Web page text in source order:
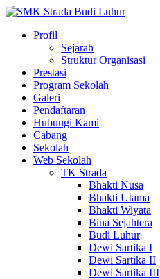
Profil
Sejarah
Struktur Organisasi
Prestasi
Program Sekolah
Galeri
Pendaftaran
Hubungi Kami
Cabang
Sekolah
Web Sekolah
TK Strada
Bhakti Nusa
Bhakti Utama
Bhakti Wiyata
Bina Sejahtera
Budi Luhur
Dewi Sartika I
Dewi Sartika II
Dewi Sartika III